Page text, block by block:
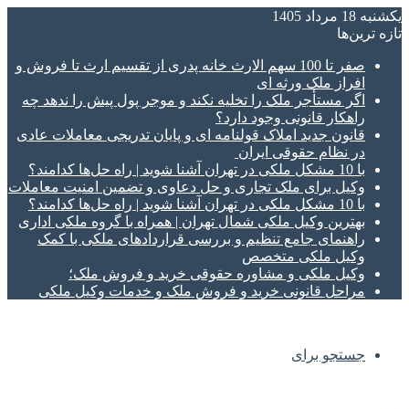
یکشنبه 18 مرداد 1405
تازه‌ ترین‌ها
صفر تا 100 سهم الارث خانه پدری از تقسیم ارث تا فروش و
افراز ملک ورثه ای
اگر مستأجر ملک را تخلیه نکند و موجر پول پیش را ندهد چه
راهکار قانونی وجود دارد؟
قانون جدید املاک قولنامه ای و پایان تدریجی معاملات عادی
در نظام حقوقی ایران
با 10 مشکل ملکی در تهران آشنا شوید | راه حل‌ها کدامند؟
وکیل برای ملک تجاری و حل دعاوی و تضمین امنیت معاملات
با 10 مشکل ملکی در تهران آشنا شوید | راه حل‌ها کدامند؟
بهترین وکیل ملکی شمال تهران | همراه با گروه ملکی اداری
راهنمای جامع تنظیم و بررسی قراردادهای ملکی با کمک
وکیل ملکی متخصص
وکیل ملکی و مشاوره حقوقی خرید و فروش ملک؛
مراحل قانونی خرید و فروش ملک و خدمات وکیل ملکی
جستجو برای